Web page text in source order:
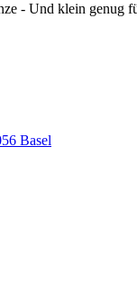
- Und klein genug
Basel